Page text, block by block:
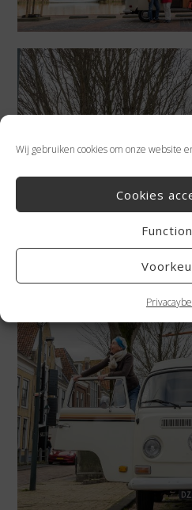
Wij gebruiken cookies om onze website
Cookies